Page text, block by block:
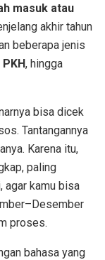
masuk atau
akhir tahun
beberapa jenis
PKH, hingga
bisa dicek
Tantangannya
Karena itu,
paling
agar kamu bisa
proses.
bahasa yang